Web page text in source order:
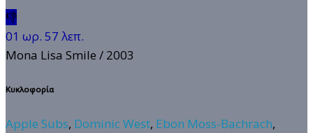
👎
01 ωρ. 57 λεπ.
Mona Lisa Smile / 2003
Κυκλοφορία
Apple Subs, Dominic West, Ebon Moss-Bachrach,